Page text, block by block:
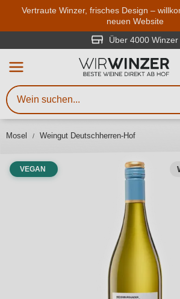
Zum
Vertraute Winzer, frisches Design –
neuen Website
Über 4000 Winzer
Mosel Weingut Deutschherren-Hof
VEGAN
Weinsuche
Mindestens 3 Zeichen eingeben
Beschreiben Sie, welchen
Sie suchen – ob nach